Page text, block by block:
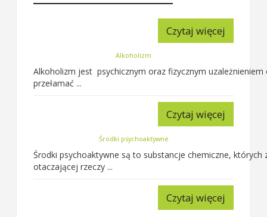
Czytaj więcej
Alkoholizm
Alkoholizm jest psychicznym oraz fizycznym
przełamać ...
Czytaj więcej
Środki psychoaktywne
Środki psychoaktywne są to substancje chemiczne,
otaczającej rzeczy ...
Czytaj więcej